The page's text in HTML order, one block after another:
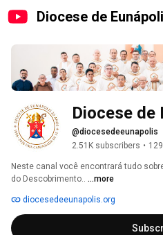
Diocese de
Diocese de
@diocesedeeunapolis
2.51K subscribers •
Neste canal você encontrará tudo
do Descobrimento.. ...more
diocesedeeunapolis.org